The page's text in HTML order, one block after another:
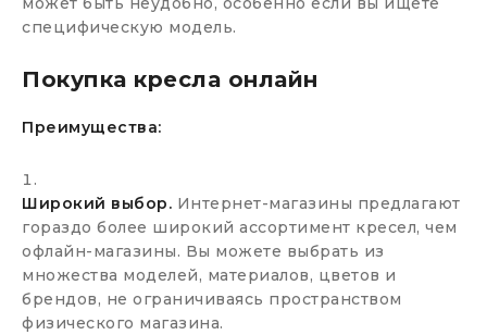
специфическую модель.
Покупка кресла онлайн
Преимущества:
Широкий выбор. Интернет-магазины предлагают
гораздо более широкий ассортимент кресел, чем
офлайн-магазины. Вы можете выбрать из
множества моделей, материалов, цветов и
брендов, не ограничиваясь пространством
физического магазина.